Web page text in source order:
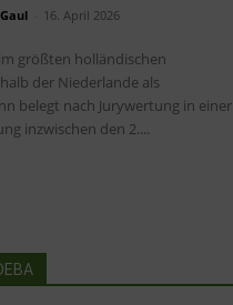
16. April 2026
größten holländischen
der Niederlande als
belegt nach Jurywertung in einer
inzwischen den 2....